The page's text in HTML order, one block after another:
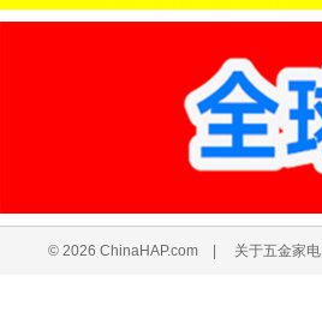
© 2026 ChinaHAP.com 关于五金家电